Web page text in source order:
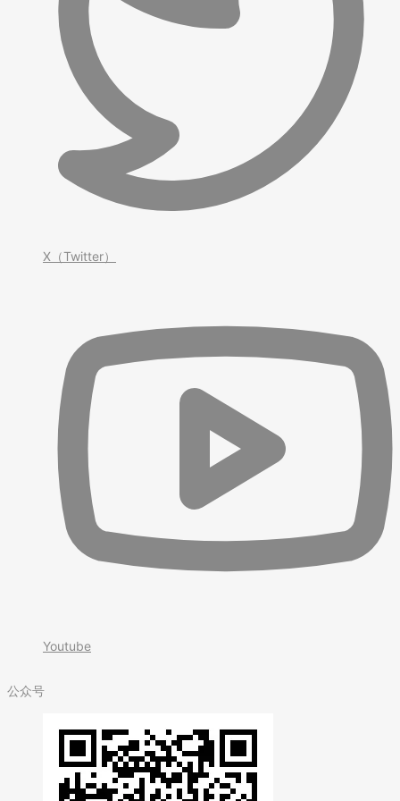
X（Twitter）
Youtube
公众号